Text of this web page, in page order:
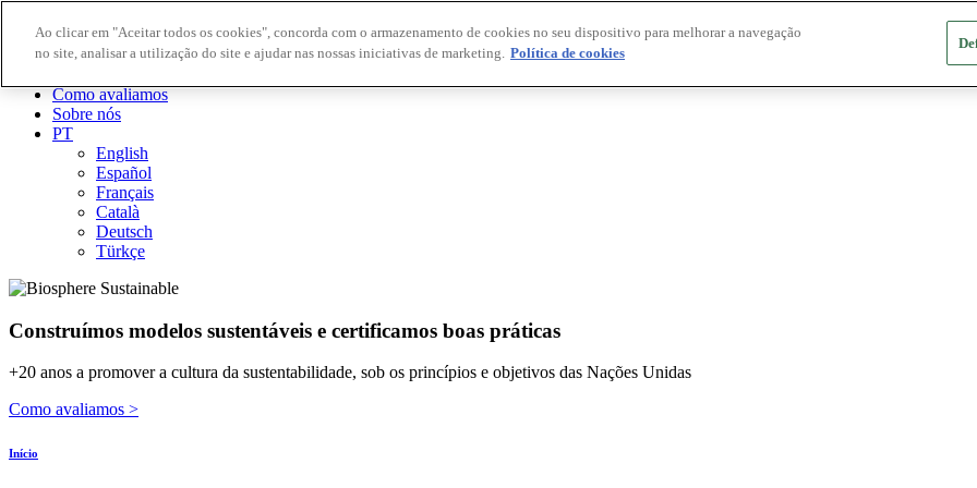
Destinos Biosphere
Como avaliamos
Sobre nós
PT
English
Español
Français
Català
Deutsch
Türkçe
Construímos modelos sustentáveis ​​e certificamos boas práticas
+20 anos a promover a cultura da sustentabilidade, sob os princípios e objetivos das Nações Unidas
Como avaliamos >
Início
Ao clicar em "Aceitar todos os cookies", concorda com o armazenamento de cookies no seu dispositivo para melhorar a navegação
no site, analisar a utilização do site e ajudar nas nossas iniciativas de marketing. Política de cookies